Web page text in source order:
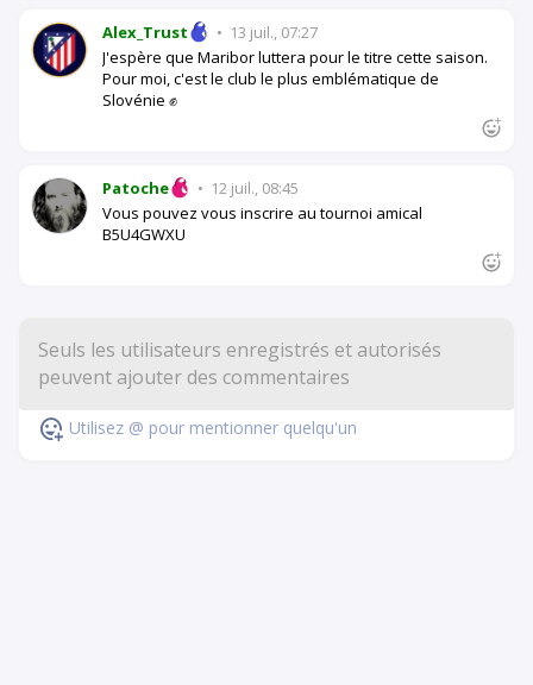
Alex_Trust • 13 juil., 07:27
J'espère que Maribor luttera pour le titre cette saison.
Pour moi, c'est le club le plus emblématique de
Slovénie ✊
Patoche • 12 juil., 08:45
Vous pouvez vous inscrire au tournoi amical
B5U4GWXU
Utilisez @ pour mentionner quelqu'un